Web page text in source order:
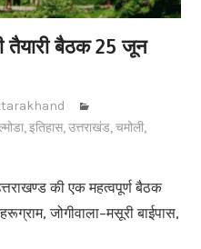
तैयारी बैठक 25 जून
,इतिहास,उत्तराखंड,चमोली,
की एक महत्वपूर्ण बैठक
जोगीवाला–मसूरी बाईपास,